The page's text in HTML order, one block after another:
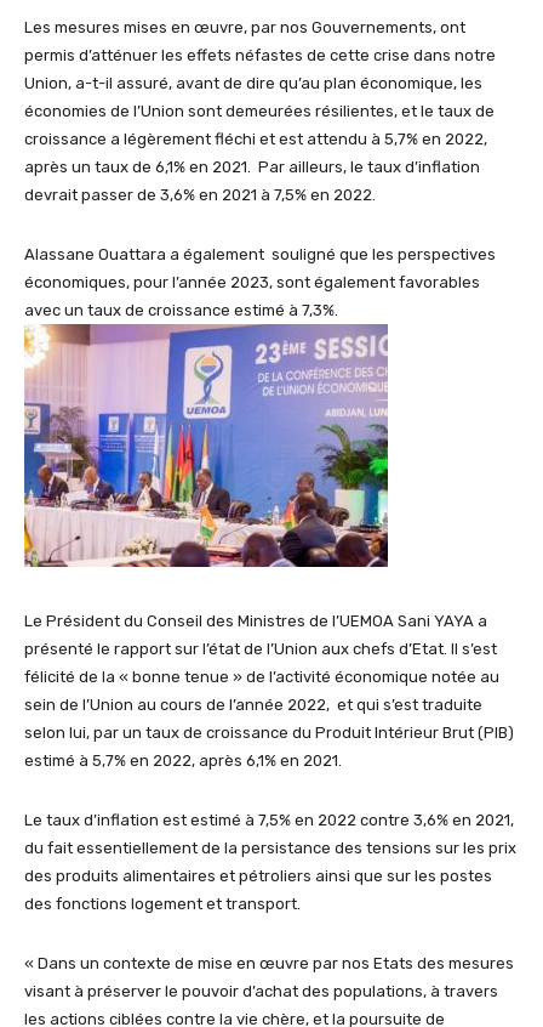
Les mesures mises en œuvre, par nos Gouvernements, ont
permis d’atténuer les effets néfastes de cette crise dans notre
Union, a-t-il assuré, avant de dire qu’au plan économique, les
économies de l’Union sont demeurées résilientes, et le taux de
croissance a légèrement fléchi et est attendu à 5,7% en 2022,
après un taux de 6,1% en 2021. Par ailleurs, le taux d’inflation
devrait passer de 3,6% en 2021 à 7,5% en 2022.
Alassane Ouattara a également souligné que les perspectives
économiques, pour l’année 2023, sont également favorables
avec un taux de croissance estimé à 7,3%.
Le Président du Conseil des Ministres de l’UEMOA Sani YAYA a
présenté le rapport sur l’état de l’Union aux chefs d’Etat. Il s’est
félicité de la « bonne tenue » de l’activité économique notée au
sein de l’Union au cours de l’année 2022, et qui s’est traduite
selon lui, par un taux de croissance du Produit Intérieur Brut (PIB)
estimé à 5,7% en 2022, après 6,1% en 2021.
Le taux d’inflation est estimé à 7,5% en 2022 contre 3,6% en 2021,
du fait essentiellement de la persistance des tensions sur les prix
des produits alimentaires et pétroliers ainsi que sur les postes
des fonctions logement et transport.
« Dans un contexte de mise en œuvre par nos Etats des mesures
visant à préserver le pouvoir d’achat des populations, à travers
les actions ciblées contre la vie chère, et la poursuite de